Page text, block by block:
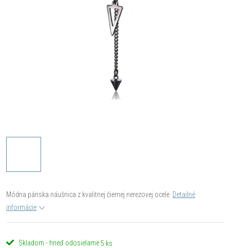
Módna pánska náušnica z kvalitnej čiernej nerezovej ocele. Detailné
informácie
Skladom - hneď odosielame5 ks